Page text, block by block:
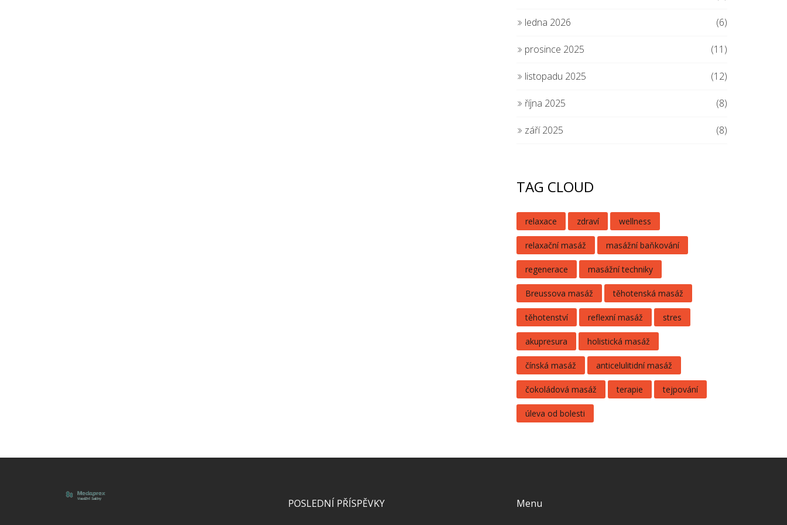
ledna 2026 (6)
prosince 2025 (11)
listopadu 2025 (12)
října 2025 (8)
září 2025 (8)
TAG CLOUD
relaxace zdraví wellness
relaxační masáž masážní baňkování
regenerace masážní techniky
Breussova masáž těhotenská masáž
těhotenství reflexní masáž stres
akupresura holistická masáž
čínská masáž anticelulitidní masáž
čokoládová masáž terapie tejpování
úleva od bolesti
POSLEDNÍ PŘÍSPĚVKY Menu